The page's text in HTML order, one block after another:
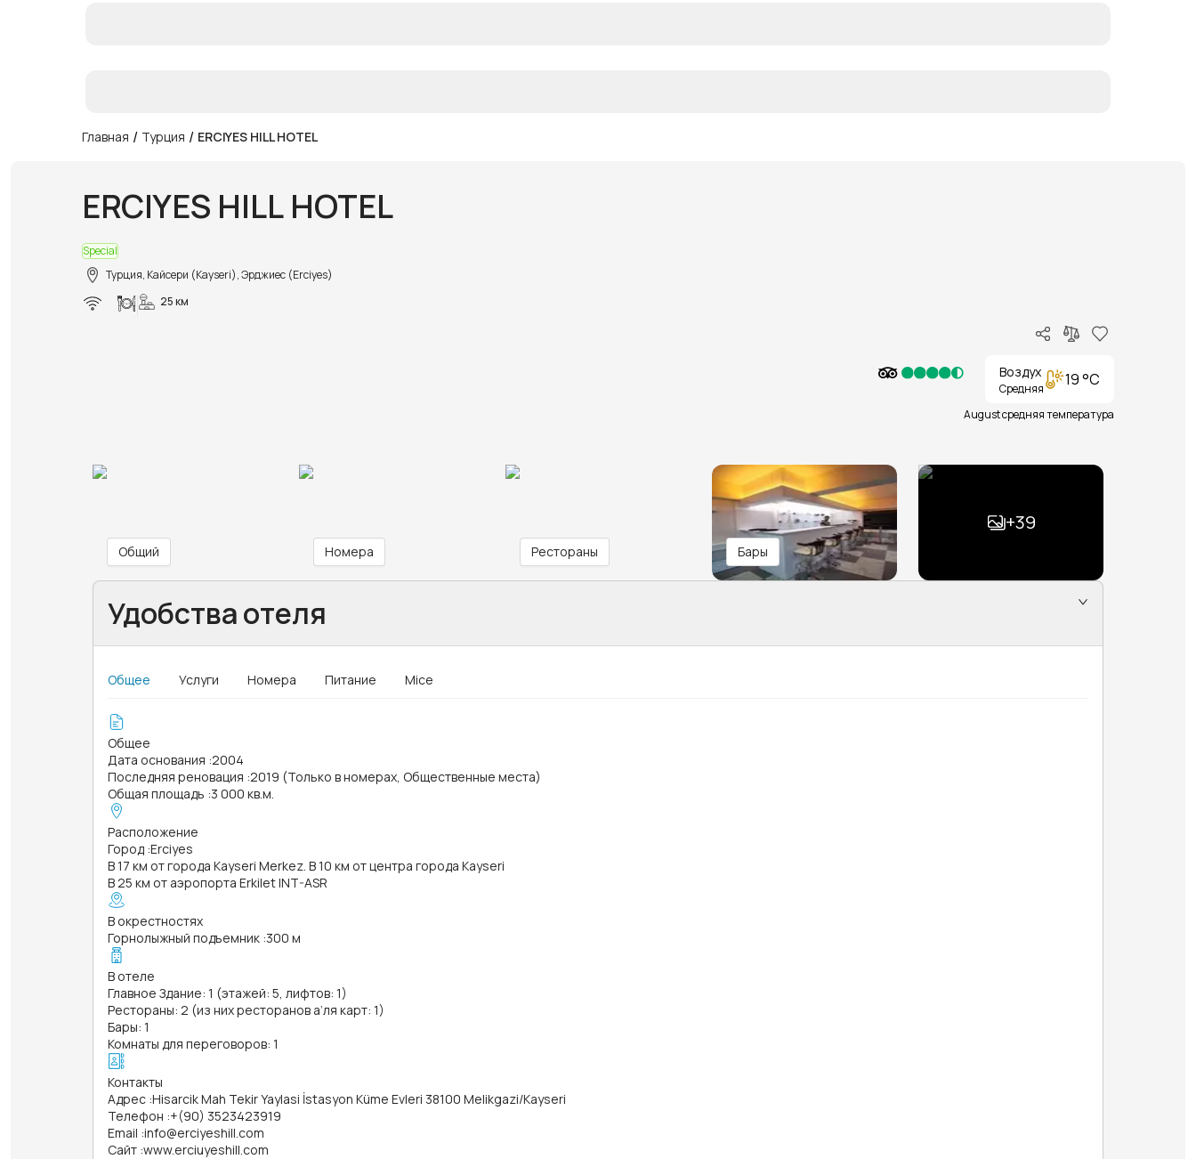
Главная / Турция / ERCIYES HILL HOTEL
ERCIYES HILL HOTEL
Special
Турция, Кайсери (Kayseri), Эрджиес (Erciyes)
25 км
Воздух
Средняя 19 °C
August средняя температура
Общий Номера Рестораны Бары
+39
Удобства отеля
Общее Услуги Номера Питание Mice
Общее
Дата основания :2004
Последняя реновация :2019 (Только в номерах, Общественные места)
Общая площадь :3 000 кв.м.
Расположение
Город :Erciyes
В 17 км от города Kayseri Merkez. В 10 км от центра города Kayseri
В 25 км от аэропорта Erkilet INT-ASR
В окрестностях
Горнолыжный подъемник :300 м
В отеле
Главное Здание: 1 (этажей: 5, лифтов: 1)
Рестораны: 2 (из них ресторанов а’ля карт: 1)
Бары: 1
Комнаты для переговоров: 1
Контакты
Адрес :Hisarcik Mah Tekir Yaylasi İstasyon Küme Evleri 38100 Melikgazi/Kayseri
Телефон :+(90) 3523423919
Email :info@erciyeshill.com
Сайт :www.erciuyeshill.com